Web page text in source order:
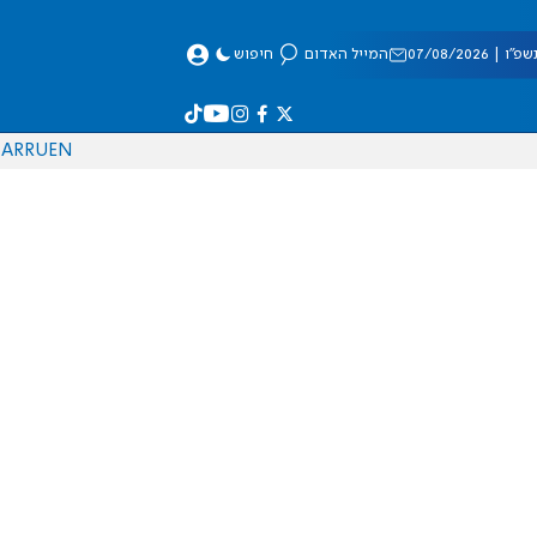
08/2026 המייל האדום חיפוש
EN
RU
AR